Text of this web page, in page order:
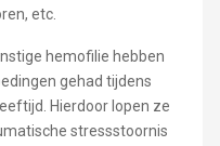
etc.
hemofilie hebben
gehad tijdens
Hierdoor lopen ze
stressstoornis